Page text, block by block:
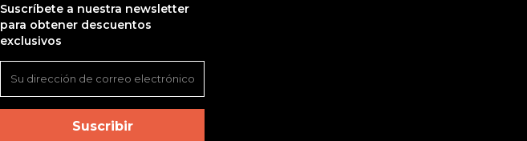
Suscríbete a nuestra newsletter
para obtener descuentos
exclusivos